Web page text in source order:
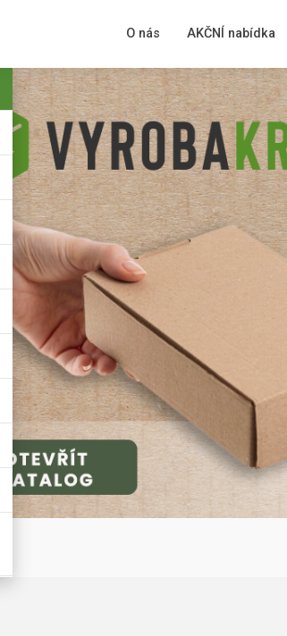
O nás AKČNÍ nabídka